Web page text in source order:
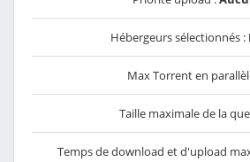
Hébergeurs sélectionnés :
Max Torrent en
Taille maximale de la
Temps de download et d'upload